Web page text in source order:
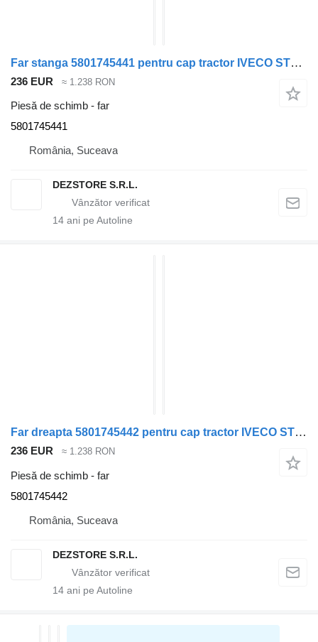
Far stanga 5801745441 pentru cap tractor IVECO STRALIS
236 EUR ≈ 1.238 RON
Piesă de schimb - far
5801745441
România, Suceava
DEZSTORE S.R.L.
14 ani pe Autoline
Far dreapta 5801745442 pentru cap tractor IVECO STRALIS
236 EUR ≈ 1.238 RON
Piesă de schimb - far
5801745442
România, Suceava
DEZSTORE S.R.L.
14 ani pe Autoline